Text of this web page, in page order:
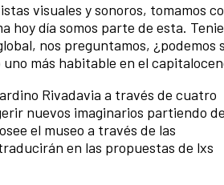
visuales y sonoros, tomamos
día somos parte de esta.
nos preguntamos, ¿podemos
más habitable en el
Rivadavia a través de cuatro
nuevos imaginarios partiendo
el museo a través de las
en las propuestas de lxs